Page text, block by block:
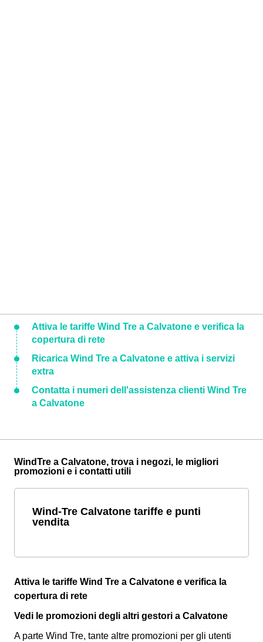
Attiva le tariffe Wind Tre a Calvatone e verifica la
copertura di rete
Ricarica Wind Tre a Calvatone e attiva i servizi
extra
Contatta i numeri dell'assistenza clienti Wind Tre
a Calvatone
WindTre a Calvatone, trova i negozi, le migliori
promozioni e i contatti utili
Wind-Tre Calvatone tariffe e punti
vendita
Attiva le tariffe Wind Tre a Calvatone e verifica la
copertura di rete
Vedi le promozioni degli altri gestori a Calvatone
A parte Wind Tre, tante altre promozioni per gli utenti